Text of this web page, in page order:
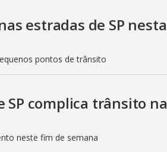
estradas de SP nesta
pontos de trânsito
SP complica trânsito na
neste fim de semana